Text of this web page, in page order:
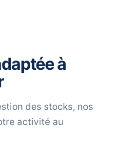
à
des stocks, nos
activité au